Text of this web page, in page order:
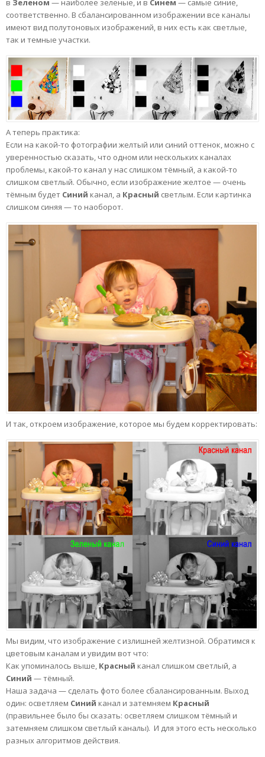
в Зеленом — наиболее зеленые, и в Синем — самые синие,
соответственно. В сбалансированном изображении все каналы
имеют вид полутоновых изображений, в них есть как светлые,
так и темные участки.
А теперь практика:
Если на какой-то фотографии желтый или синий оттенок, можно с
уверенностью сказать, что одном или нескольких каналах
проблемы, какой-то канал у нас слишком тёмный, а какой-то
слишком светлый. Обычно, если изображение желтое — очень
тёмным будет Синий канал, а Красный светлым. Если картинка
слишком синяя — то наоборот.
И так, откроем изображение, которое мы будем корректировать:
Мы видим, что изображение с излишней желтизной. Обратимся к
цветовым каналам и увидим вот что:
Как упоминалось выше, Красный канал слишком светлый, а
Синий — тёмный.
Наша задача — сделать фото более сбалансированным. Выход
один: осветляем Синий канал и затемняем Красный
(правильнее было бы сказать: осветляем слишком тёмный и
затемняем слишком светлый каналы). И для этого есть несколько
разных алгоритмов действия.